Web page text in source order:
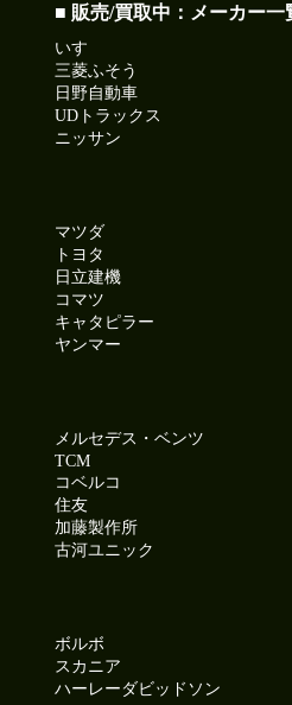
■ 販売/買取中：メーカー一
いすゞ
三菱ふそう
日野自動車
UDトラックス
ニッサン
マツダ
トヨタ
日立建機
コマツ
キャタピラー
ヤンマー
メルセデス・ベンツ
TCM
コベルコ
住友
加藤製作所
古河ユニック
ボルボ
スカニア
ハーレーダビッドソン